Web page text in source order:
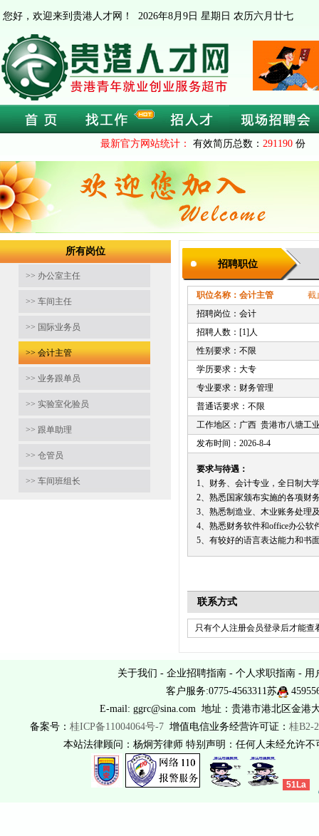
您好，欢迎来到贵港人才网！ 2026年8月9日 星期日 农历六月廿七
最新官方网站统计： 有效简历总数： 291190 份
所有岗位
>> 办公室主任
>> 车间主任
>> 国际业务员
>> 会计主管
>> 业务跟单员
>> 实验室化验员
>> 跟单助理
>> 仓管员
>> 车间班组长
招聘职位
职位名称：会计主管 截止时
招聘岗位：会计
招聘人数：[1]人
性别要求：不限
学历要求：大专
专业要求：财务管理
普通话要求：不限
工作地区：广西 贵港市八塘工
发布时间：2026-8-4
要求与待遇：
1、财务、会计专业，全日制大
2、熟悉国家颁布实施的各项财
3、熟悉制造业、木业账务处理
4、熟悉财务软件和office办公软
5、有较好的语言表达能力和书
联系方式
只有个人注册会员登录后才能查
关于我们 - 企业招聘指南 - 个人求职指南 - 用
客户服务:0775-4563311苏
E-mail: ggrc@sina.com 地址：贵港市港北区金港
备案号： 桂ICP备11004064号-7增值电信业务经营许可证： 桂B2-
本站法律顾问：杨炯芳律师 特别声明：任何人未经允许
51La